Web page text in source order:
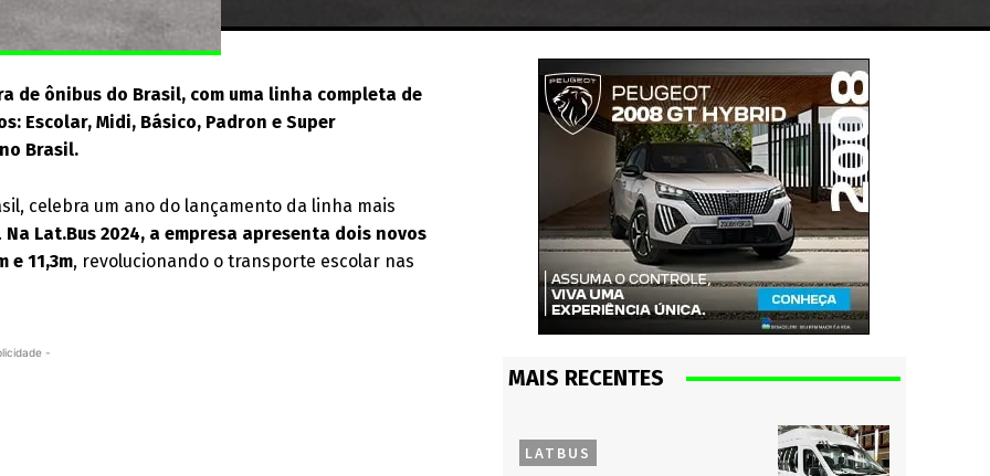
de ônibus do Brasil, com uma linha completa de
Escolar, Midi, Básico, Padron e Super
Brasil.
celebra um ano do lançamento da linha mais
Na Lat.Bus 2024, a empresa apresenta dois novos
e 11,3m, revolucionando o transporte escolar nas
-
MAIS RECENTES
LATBUS